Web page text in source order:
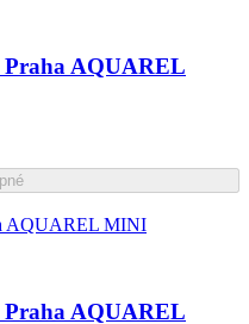
Praha AQUAREL
Praha AQUAREL